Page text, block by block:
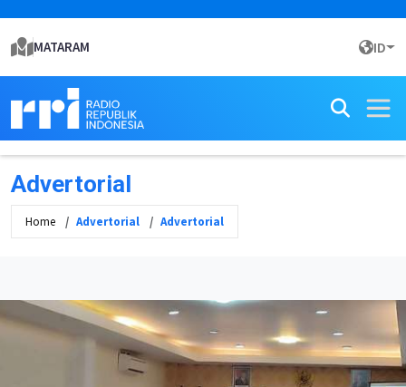
MATARAM ID
Advertorial
Home Advertorial Advertorial